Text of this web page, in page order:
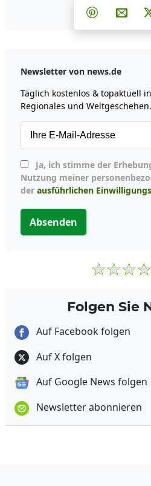
Teilen auf
Teilen auf
Per
Newsletter von news.de
Täglich kostenlos & topaktuell
Regionales und
Nutzung meiner
der ausführlichen
Absenden
Folgen Sie
Auf Facebook folgen
Auf X folgen
Auf Google News folgen
Newsletter abonnieren